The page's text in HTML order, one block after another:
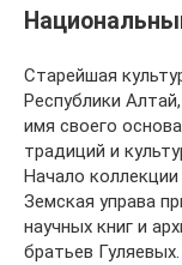
Старейшая
Республики
имя своего
традиций и
Начало
Земская управа
научных книг и
братьев